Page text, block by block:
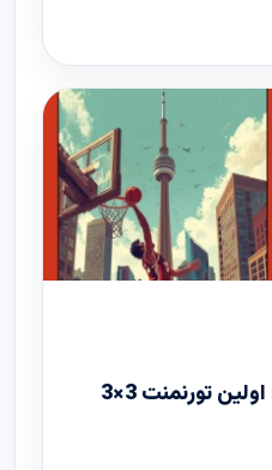
بسکتبال فراتر از مرزها؛ اولین تورنمنت 3×3